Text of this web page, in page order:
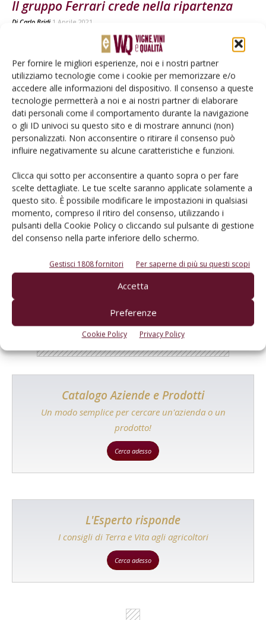
Per fornire le migliori esperienze, noi e i nostri partner
utilizziamo tecnologie come i cookie per memorizzare e/o
accedere alle informazioni del dispositivo. Il consenso a queste
tecnologie permetterà a noi e ai nostri partner di elaborare
dati personali come il comportamento durante la navigazione
o gli ID univoci su questo sito e di mostrare annunci (non)
personalizzati. Non acconsentire o ritirare il consenso può
influire negativamente su alcune caratteristiche e funzioni.
Clicca qui sotto per acconsentire a quanto sopra o per fare
scelte dettagliate. Le tue scelte saranno applicate solamente a
questo sito. È possibile modificare le impostazioni in qualsiasi
momento, compreso il ritiro del consenso, utilizzando i
pulsanti della Cookie Policy o cliccando sul pulsante di gestione
del consenso nella parte inferiore dello schermo.
Gestisci 1808 fornitori Per saperne di più su questi scopi
Accetta
Preferenze
Cookie Policy Privacy Policy
Il gruppo Ferrari crede nella ripartenza
Di Carlo Bridi 1 Aprile 2021
Cantine Ferrari sono l’“Impresa familiare
dell’anno” 2014
Redazione 24 Novembre 2014
E-magazine
Tecniche, prodotti e servizi dalle aziende
Catalogo Aziende e Prodotti
Un modo semplice per cercare un'azienda o un
prodotto!
Cerca adesso
L'Esperto risponde
I consigli di Terra e Vita agli agricoltori
Cerca adesso